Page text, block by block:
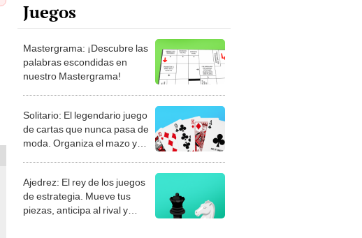
Juegos
Mastergrama: ¡Descubre las
palabras escondidas en
nuestro Mastergrama!
Solitario: El legendario juego
de cartas que nunca pasa de
moda. Organiza el mazo y
Ajedrez: El rey de los juegos
de estrategia. Mueve tus
piezas, anticipa al rival y